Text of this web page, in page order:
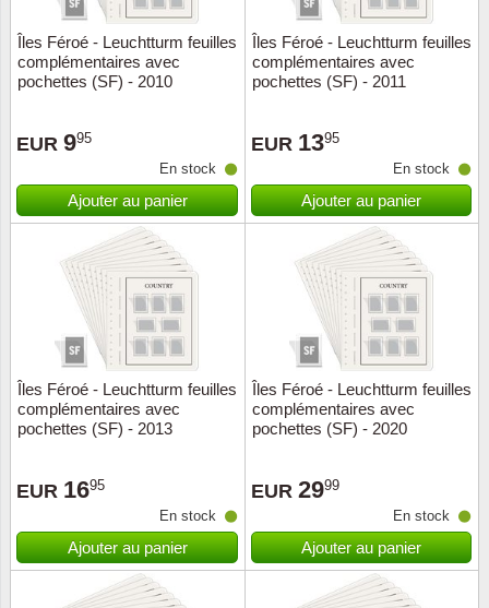
Îles Féroé - Leuchtturm feuilles
complémentaires avec
pochettes (SF) - 2010
EUR 995
En stock
Ajouter au panier
Îles Féroé - Leuchtturm feuilles
complémentaires avec
pochettes (SF) - 2011
EUR 1395
En stock
Ajouter au panier
Îles Féroé - Leuchtturm feuilles
complémentaires avec
pochettes (SF) - 2013
EUR 1695
En stock
Ajouter au panier
Îles Féroé - Leuchtturm feuilles
complémentaires avec
pochettes (SF) - 2020
EUR 2999
En stock
Ajouter au panier
Sport